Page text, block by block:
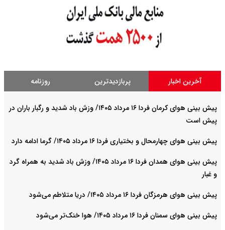
آخرین اخبار پربازدیدترین روزنامه
پیش بینی هوای کرمان فردا ۱۶ مرداد ۱۴۰۵/ وزش باد شدید و رگبار باران در
پیش است
پیش بینی هوای چهارمحال و بختیاری فردا ۱۶ مرداد ۱۴۰۵/ گرما ادامه دارد
پیش بینی هوای همدان فردا ۱۶ مرداد ۱۴۰۵/ وزش باد شدید به همراه گرد
و غبار
پیش بینی هوای هرمزگان فردا ۱۶ مرداد ۱۴۰۵/ دریا متلاطم می‌شود
پیش بینی هوای سمنان فردا ۱۶ مرداد ۱۴۰۵/ هوا خنک‌تر می‌شود